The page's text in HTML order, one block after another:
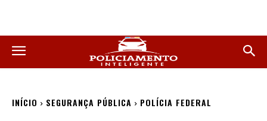
INÍCIO SEGURANÇA PÚBLICA POLÍCIA FEDERAL